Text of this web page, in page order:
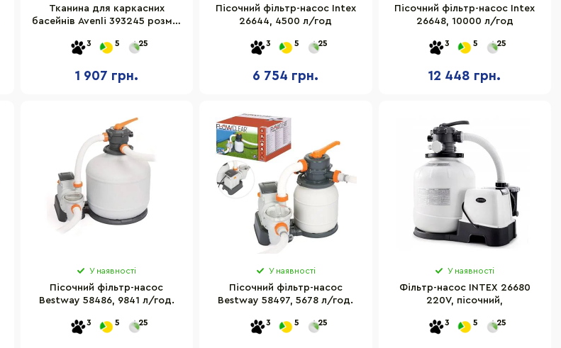
Тканина для каркасних
басейнів Avenli 393245 розмір
3 5 25
1 907 грн.
Пісочний фільтр-насос Intex
26644, 4500 л/год
3 5 25
6 754 грн.
Пісочний фільтр-насос Intex
26648, 10000 л/год
3 5 25
12 448 грн.
У наявності
Пісочний фільтр-насос
Bestway 58486, 9841 л/год.
3 5 25
У наявності
Пісочний фільтр-насос
Bestway 58497, 5678 л/год.
3 5 25
У наявності
Фільтр-насос INTEX 26680
220V, пісочний,
3 5 25